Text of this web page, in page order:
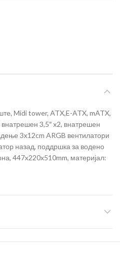
Midi tower, ATX,E-ATX, mATX,
3,5″ x2, внатрешен
3x12cm ARGB вентилатори
назад, поддршка за водено
447x220x510mm, материјал: